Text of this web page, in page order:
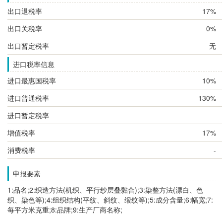
出口退税率
17%
出口关税率
0%
出口暂定税率
无
进口税率信息
进口最惠国税率
10%
进口普通税率
130%
进口暂定税率
增值税率
17%
消费税率
-
申报要素
1:品名;2:织造方法(机织、平行纱层叠黏合);3:染整方法(漂白、色
织、染色等);4:组织结构(平纹、斜纹、缎纹等);5:成分含量;6:幅宽;7:
每平方米克重;8:品牌;9:生产厂商名称;